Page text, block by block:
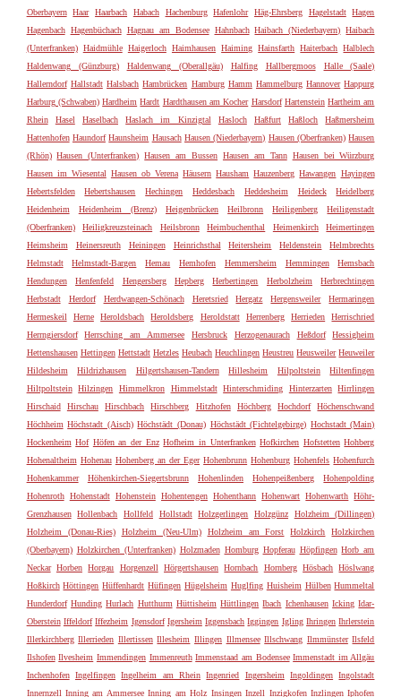
Oberbayern
Haar Haarbach Habach Hachenburg Hafenlohr Häg-Ehrsberg Hagelstadt
Hagen
Hagenbach Hagenbüchach Hagnau am Bodensee Hahnbach Haibach (Niederbayern) Haibach
(Unterfranken) Haidmühle Haigerloch Haimhausen Haiming Hainsfarth Haiterbach Halblech
Haldenwang (Günzburg)
Haldenwang (Oberallgäu) Halfing Hallbergmoos
Halle (Saale)
Hallerndorf Hallstadt Halsbach Hambrücken Hamburg Hamm Hammelburg Hannover Happurg
Harburg (Schwaben) Hardheim Hardt Hardthausen am Kocher Harsdorf Hartenstein Hartheim am
Rhein
Hasel Haselbach Haslach im Kinzigtal Hasloch Haßfurt Haßloch
Haßmersheim
Hattenhofen Haundorf Haunsheim Hausach Hausen (Niederbayern) Hausen (Oberfranken) Hausen
(Rhön) Hausen (Unterfranken) Hausen am Bussen Hausen am Tann Hausen bei Würzburg
Hausen im Wiesental Hausen ob Verena Häusern Hausham Hauzenberg Hawangen Hayingen
Hebertsfelden
Hebertshausen Hechingen Heddesbach Heddesheim Heideck
Heidelberg
Heidenheim
Heidenheim (Brenz) Heigenbrücken Heilbronn Heiligenberg
Heiligenstadt
(Oberfranken)
Heiligkreuzsteinach Heilsbronn Heimbuchenthal Heimenkirch
Heimertingen
Heimsheim
Heinersreuth Heiningen Heinrichsthal Heitersheim Heldenstein
Helmbrechts
Helmstadt
Helmstadt-Bargen Hemau Hemhofen Hemmersheim Hemmingen
Hemsbach
Hendungen
Henfenfeld Hengersberg Hepberg Herbertingen Herbolzheim
Herbrechtingen
Herbstadt
Herdorf Herdwangen-Schönach Heretsried Hergatz Hergensweiler
Hermaringen
Hermeskeil
Herne Heroldsbach Heroldsberg Heroldstatt Herrenberg Herrieden
Herrischried
Herrngiersdorf
Herrsching am Ammersee Hersbruck Herzogenaurach Heßdorf
Hessigheim
Hettenshausen Hettingen Hettstadt Hetzles Heubach Heuchlingen Heustreu Heusweiler Heuweiler
Hildesheim
Hildrizhausen Hilgertshausen-Tandern Hillesheim Hilpoltstein
Hiltenfingen
Hiltpoltstein
Hilzingen Himmelkron Himmelstadt Hinterschmiding Hinterzarten
Hirrlingen
Hirschaid
Hirschau Hirschbach Hirschberg Hitzhofen Höchberg Hochdorf
Höchenschwand
Höchheim Höchstadt (Aisch) Höchstädt (Donau) Höchstädt (Fichtelgebirge) Hochstadt (Main)
Hockenheim Hof Höfen an der Enz Hofheim in Unterfranken Hofkirchen Hofstetten Hohberg
Hohenaltheim Hohenau Hohenberg an der Eger Hohenbrunn Hohenburg Hohenfels Hohenfurch
Hohenkammer
Höhenkirchen-Siegertsbrunn Hohenlinden Hohenpeißenberg
Hohenpolding
Hohenroth Hohenstadt Hohenstein Hohentengen Hohenthann Hohenwart Hohenwarth Höhr-
Grenzhausen
Hollenbach Hollfeld Hollstadt Holzgerlingen Holzgünz
Holzheim (Dillingen)
Holzheim (Donau-Ries)
Holzheim (Neu-Ulm) Holzheim am Forst Holzkirch
Holzkirchen
(Oberbayern) Holzkirchen (Unterfranken) Holzmaden Homburg Hopferau Höpfingen Horb am
Neckar Horben Horgau Horgenzell Hörgertshausen Hornbach Hornberg Hösbach Höslwang
Hoßkirch Höttingen Hüffenhardt Hüfingen Hügelsheim Huglfing Huisheim Hülben Hummeltal
Hunderdorf Hunding Hurlach Hutthurm Hüttisheim Hüttlingen Ibach Ichenhausen Icking Idar-
Oberstein Iffeldorf Iffezheim Igensdorf Igersheim Iggensbach Iggingen Igling Ihringen Ihrlerstein
Illerkirchberg Illerrieden Illertissen Illesheim Illingen Illmensee Illschwang Ilmmünster Ilsfeld
Ilshofen Ilvesheim Immendingen Immenreuth Immenstaad am Bodensee Immenstadt im Allgäu
Inchenhofen Ingelfingen Ingelheim am Rhein Ingenried Ingersheim Ingoldingen Ingolstadt
Innernzell Inning am Ammersee Inning am Holz Insingen Inzell Inzigkofen Inzlingen Iphofen